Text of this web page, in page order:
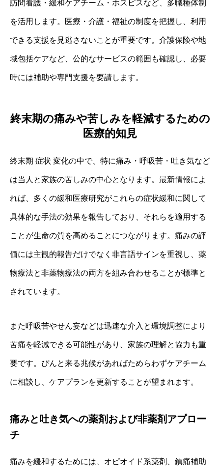
訪問看護・緩和ケアチーム・ホスピスなど、多職種体制
を活用します。医療・介護・福祉の制度を把握し、利用
できる支援を見逃さないことが重要です。介護保険や地
域包括ケアなど、公的なサービスの範囲も確認し、必要
時には補助や専門支援を要請します。
終末期の痛みや苦しみを軽減するための
医療的知見
終末期 症状 変化の中で、特に痛み・呼吸苦・吐き気など
は当人と家族の苦しみの中心となります。最新情報によ
れば、多くの緩和医療研究がこれらの症状緩和に関して
具体的な手法の効果を報告しており、それらを適用する
ことが生命の質を高めることにつながります。痛みの評
価には主観的報告だけでなく非言語サインを重視し、薬
物療法と非薬物療法の両方を組み合わせることが標準と
されています。
また呼吸苦やせん妄などは迅速な介入と環境調整により
苦痛を軽減できる可能性があり、家族の理解と協力も重
要です。ぴんと来る兆候があればためらわずケアチーム
に相談し、ケアプランを更新することが望まれます。
痛みと吐き気への薬剤および非薬剤アプロー
チ
痛みを緩和するためには、オピオイド系薬剤、鎮痛補助